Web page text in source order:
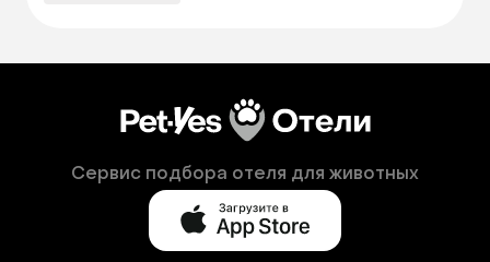
Сервис подбора отеля для животных